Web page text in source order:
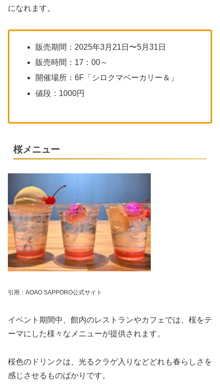
になれます。
販売期間：2025年3月21日〜5月31日
販売時間：17：00～
開催場所：6F「シロクマベーカリー＆」
値段：1000円
桜メニュー
引用：AOAO SAPPORO公式サイト
イベント期間中、館内のレストランやカフェでは、桜をテ
ーマにした様々なメニューが提供されます。
桜色のドリンクは、光るクラゲ入りなどどれも春らしさを
感じさせるものばかりです。